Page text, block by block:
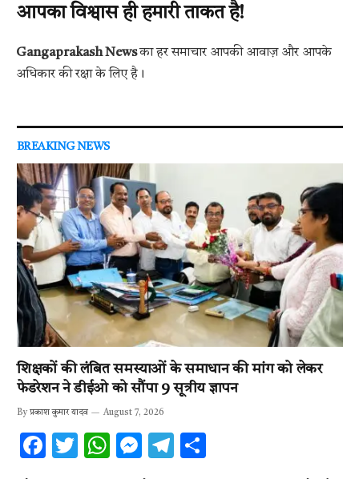
आपका विश्वास ही हमारी ताकत है!
Gangaprakash Newsका हर समाचार आपकी आवाज़ और आपके
अधिकार की रक्षा के लिए है।
BREAKING NEWS
शिक्षकों की लंबित समस्याओं के समाधान की मांग को लेकर
फेडरेशन ने डीईओ को सौंपा 9 सूत्रीय ज्ञापन
By प्रकाश कुमार यादव August 7, 2026
F
T
W
M
T